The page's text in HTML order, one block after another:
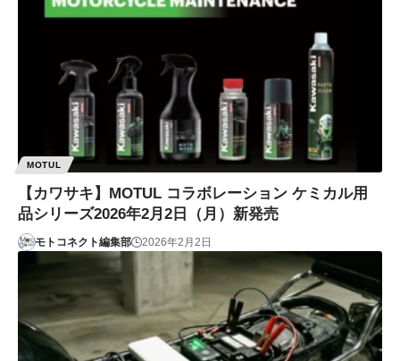
MOTUL
【カワサキ】MOTUL コラボレーション ケミカル用
品シリーズ2026年2月2日（月）新発売
モトコネクト編集部 2026年2月2日